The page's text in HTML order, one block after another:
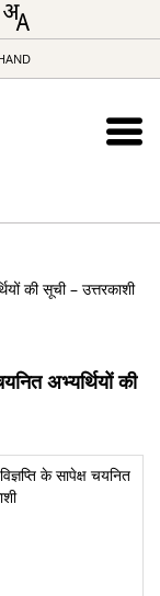
की सूची – उत्तरकाशी
अभ्यर्थियों की
के सापेक्ष चयनित